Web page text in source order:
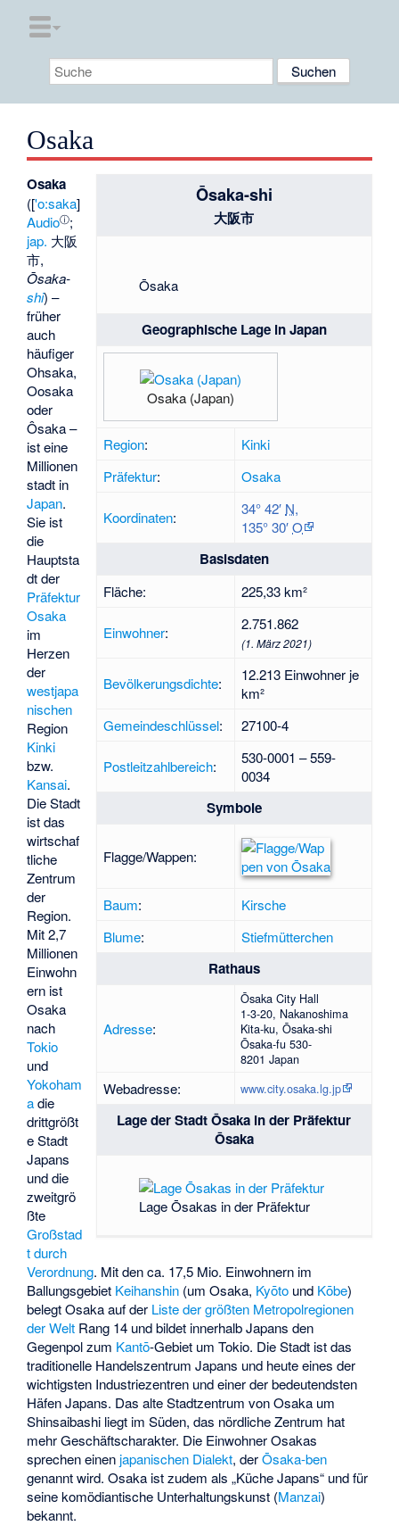
Osaka
Ōsaka-shi
大阪市
Ōsaka
Geographische Lage in Japan
Osaka (Japan)
Region:
Kinki
Präfektur: Osaka
Koordinaten: 34° 42′ N,
135° 30′O
Basisdaten
Fläche: 225,33 km²
Einwohner: 2.751.862
(1. März 2021)
Bevölkerungsdichte:
12.213 Einwohner je
km²
Gemeindeschlüssel: 27100-4
Postleitzahlbereich:
530-0001 – 559-
0034
Symbole
Flagge/Wappen:
Baum:
Kirsche
Blume: Stiefmütterchen
Rathaus
Adresse:
Ōsaka City Hall
1-3-20, Nakanoshima
Kita-ku, Ōsaka-shi
Ōsaka-fu 530-
8201 Japan
Webadresse: www.city.osaka.lg.jp
Lage der Stadt Ōsaka in der Präfektur
Ōsaka
Lage Ōsakas in der Präfektur
Osaka
(['o:saka]
Audioⓘ;
jap. 大阪
市,
Ōsaka-
shi) –
früher
auch
häufiger
Ohsaka,
Oosaka
oder
Ôsaka –
ist eine
Millionen
stadt in
Japan.
Sie ist
die
Hauptsta
dt der
Präfektur
Osaka
im
Herzen
der
westjapa
nischen
Region
Kinki
bzw.
Kansai.
Die Stadt
ist das
wirtschaf
tliche
Zentrum
der
Region.
Mit 2,7
Millionen
Einwohn
ern ist
Osaka
nach
Tokio
und
Yokoham
adie
drittgrößt
e Stadt
Japans
und die
zweitgrö
ßte
Großstad
t durch
Verordnung. Mit den ca. 17,5 Mio. Einwohnern im
Ballungsgebiet Keihanshin (um Osaka, Kyōto und Kōbe)
belegt Osaka auf der Liste der größten Metropolregionen
der Welt Rang 14 und bildet innerhalb Japans den
Gegenpol zum Kantō-Gebiet um Tokio. Die Stadt ist das
traditionelle Handelszentrum Japans und heute eines der
wichtigsten Industriezentren und einer der bedeutendsten
Häfen Japans. Das alte Stadtzentrum von Osaka um
Shinsaibashi liegt im Süden, das nördliche Zentrum hat
mehr Geschäftscharakter. Die Einwohner Osakas
sprechen einen japanischen Dialekt, derŌsaka-ben
genannt wird. Osaka ist zudem als „Küche Japans“ und für
seine komödiantische Unterhaltungskunst (Manzai)
bekannt.